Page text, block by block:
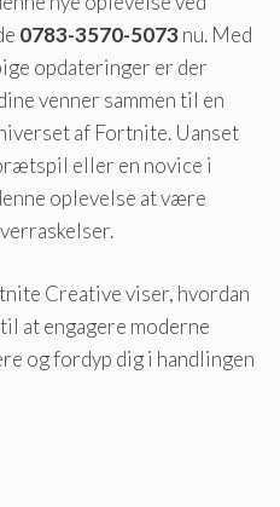
0783-3570-5073nu. Med
opdateringer er der
venner sammen til en
af Fortnite. Uanset
eller en novice i
oplevelse at være
Creative viser, hvordan
at engagere moderne
og fordyp dig i handlingen